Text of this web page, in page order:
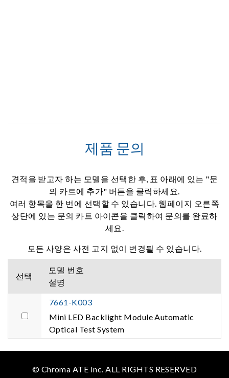
제품 문의
견적을 받고자 하는 모델을 선택한 후, 표 아래에 있는 "문
의 카트에 추가" 버튼을 클릭하세요.
여러 항목을 한 번에 선택할 수 있습니다. 웹페이지 오른쪽
상단에 있는 문의 카트 아이콘을 클릭하여 문의를 완료하
세요.
모든 사양은 사전 고지 없이 변경될 수 있습니다.
선택
모델 번호
설명
7661-K003
Mini LED Backlight Module Automatic
Optical Test System
© Chroma ATE Inc. ALL RIGHTS RESERVED